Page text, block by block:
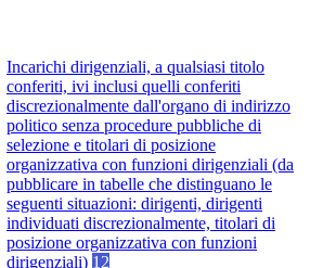
Incarichi dirigenziali, a qualsiasi titolo
conferiti, ivi inclusi quelli conferiti
discrezionalmente dall'organo di indirizzo
politico senza procedure pubbliche di
selezione e titolari di posizione
organizzativa con funzioni dirigenziali (da
pubblicare in tabelle che distinguano le
seguenti situazioni: dirigenti, dirigenti
individuati discrezionalmente, titolari di
posizione organizzativa con funzioni
dirigenziali) 12